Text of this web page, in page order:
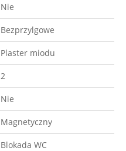
Nie
Bezprzylgowe
Plaster miodu
2
Nie
Magnetyczny
Blokada WC